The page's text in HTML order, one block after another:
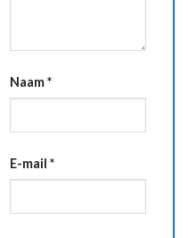
Naam*
E-mail*